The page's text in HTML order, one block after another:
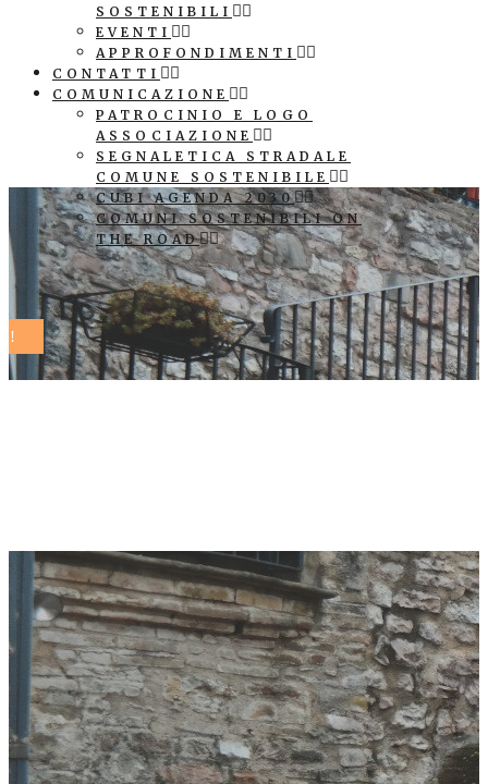
SOSTENIBILI
EVENTI
APPROFONDIMENTI
CONTATTI
COMUNICAZIONE
PATROCINIO E LOGO
ASSOCIAZIONE
SEGNALETICA STRADALE
COMUNE SOSTENIBILE
CUBI AGENDA 2030
COMUNI SOSTENIBILI ON
THE ROAD